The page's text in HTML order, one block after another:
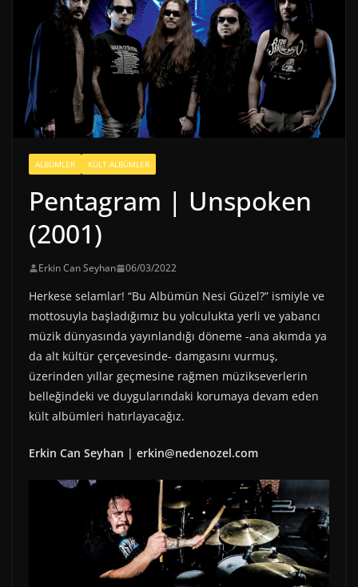
ALBÜMLER KÜLT ALBÜMLER
Pentagram | Unspoken
(2001)
Erkin Can Seyhan 06/03/2022
Herkese selamlar! “Bu Albümün Nesi Güzel?” ismiyle ve
mottosuyla başladığımız bu yolculukta yerli ve yabancı
müzik dünyasında yayınlandığı döneme -ana akımda ya
da alt kültür çerçevesinde- damgasını vurmuş,
üzerinden yıllar geçmesine rağmen müzikseverlerin
belleğindeki ve duygularındaki korumaya devam eden
kült albümleri hatırlayacağız.
Erkin Can Seyhan | erkin@nedenozel.com